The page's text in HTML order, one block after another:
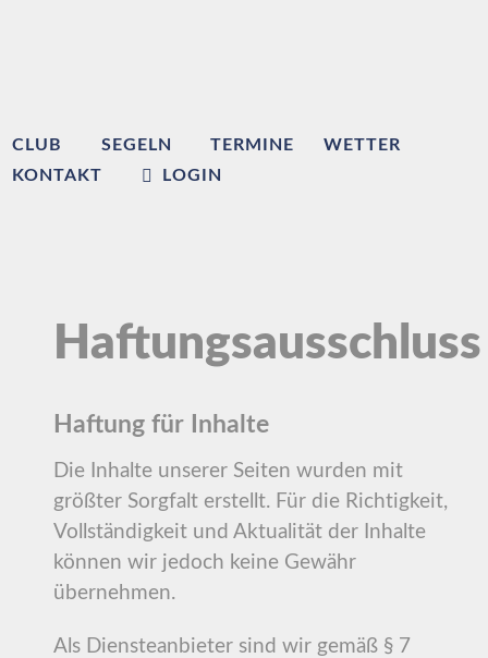
CLUB SEGELN TERMINE
WETTER
KONTAKT
LOGIN
Haftungsausschluss
Haftung für Inhalte
Die Inhalte unserer Seiten wurden mit
größter Sorgfalt erstellt. Für die Richtigkeit,
Vollständigkeit und Aktualität der Inhalte
können wir jedoch keine Gewähr
übernehmen.
Als Diensteanbieter sind wir gemäß § 7